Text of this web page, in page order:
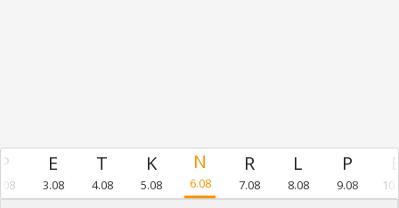
3.08 4.08 5.08 6.08 7.08 8.08 9.08